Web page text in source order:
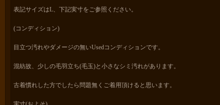
表記サイズはL、下記実寸をご参照ください。
(コンディション)
目立つ汚れやダメージの無いUsedコンディションです。
混紡故、少しの毛羽立ち(毛玉)と小さなシミ汚れがあります。
古着慣れした方でしたら問題無くご着用頂けると思います。